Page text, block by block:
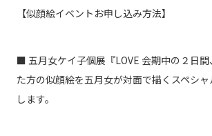
【似顔絵イベントお申し込み方法】
■ 五月女ケイ子個展『LOVE 会期中の２日
た方の似顔絵を五月女が対面で描くスペシ
します。